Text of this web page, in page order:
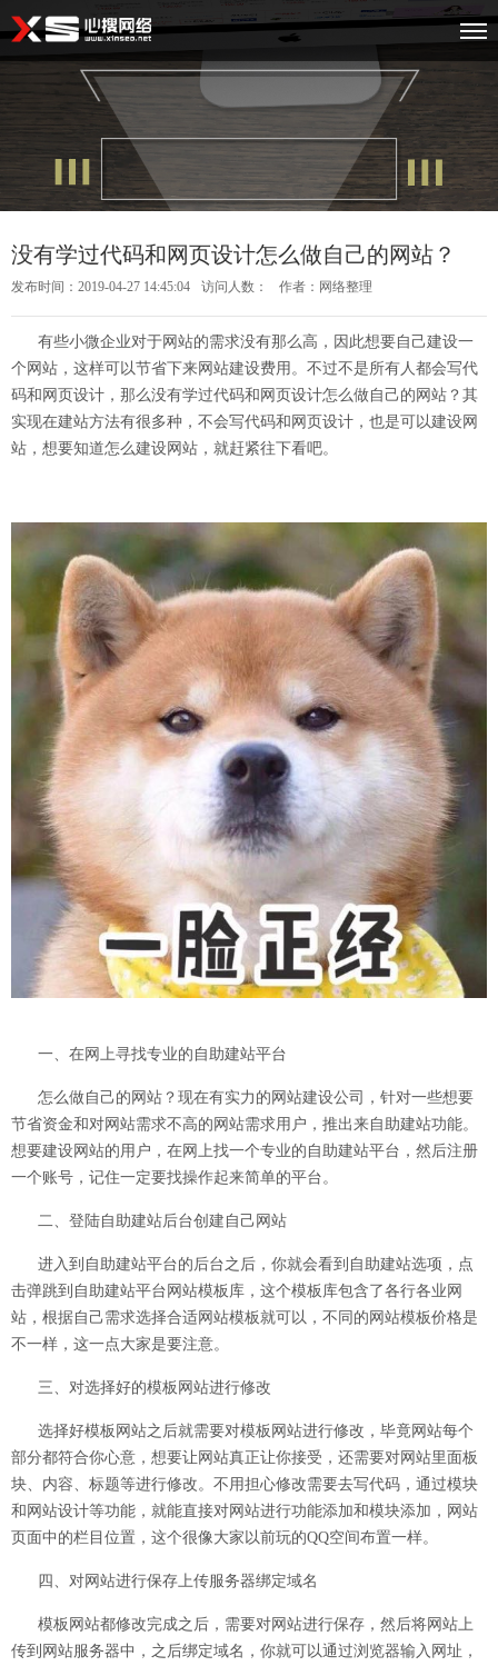
没有学过代码和网页设计怎么做自己的网站？
发布时间：2019-04-27 14:45:04 访问人数： 作者：网络整理
有些小微企业对于网站的需求没有那么高，因此想要自己建设一
个网站，这样可以节省下来网站建设费用。不过不是所有人都会写代
码和网页设计，那么没有学过代码和网页设计怎么做自己的网站？其
实现在建站方法有很多种，不会写代码和网页设计，也是可以建设网
站，想要知道怎么建设网站，就赶紧往下看吧。
一、在网上寻找专业的自助建站平台
怎么做自己的网站？现在有实力的网站建设公司，针对一些想要
节省资金和对网站需求不高的网站需求用户，推出来自助建站功能。
想要建设网站的用户，在网上找一个专业的自助建站平台，然后注册
一个账号，记住一定要找操作起来简单的平台。
二、登陆自助建站后台创建自己网站
进入到自助建站平台的后台之后，你就会看到自助建站选项，点
击弹跳到自助建站平台网站模板库，这个模板库包含了各行各业网
站，根据自己需求选择合适网站模板就可以，不同的网站模板价格是
不一样，这一点大家是要注意。
三、对选择好的模板网站进行修改
选择好模板网站之后就需要对模板网站进行修改，毕竟网站每个
部分都符合你心意，想要让网站真正让你接受，还需要对网站里面板
块、内容、标题等进行修改。不用担心修改需要去写代码，通过模块
和网站设计等功能，就能直接对网站进行功能添加和模块添加，网站
页面中的栏目位置，这个很像大家以前玩的QQ空间布置一样。
四、对网站进行保存上传服务器绑定域名
模板网站都修改完成之后，需要对网站进行保存，然后将网站上
传到网站服务器中，之后绑定域名，你就可以通过浏览器输入网址，